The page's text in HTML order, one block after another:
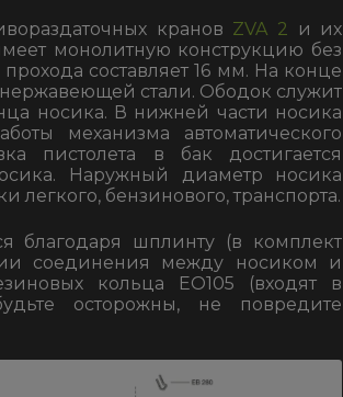
кранов ZVA 2 и их
монолитную конструкцию без
составляет 16 мм. На конце
стали. Ободок служит
носика. В нижней части носика
механизма автоматического
пистолета в бак достигается
Наружный диаметр носика
легкого, бензинового, транспорта.
благодаря шплинту (в комплект
соединения между носиком и
кольца EO105 (входят в
осторожны, не повредите